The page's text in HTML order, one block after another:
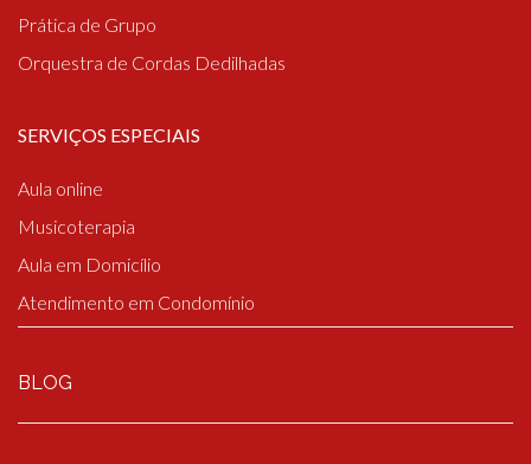
Prática de Grupo
Orquestra de Cordas Dedilhadas
SERVIÇOS ESPECIAIS
Aula online
Musicoterapia
Aula em Domicílio
Atendimento em Condomínio
BLOG